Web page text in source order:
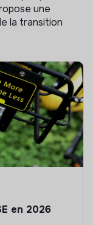
une
la transition
en 2026